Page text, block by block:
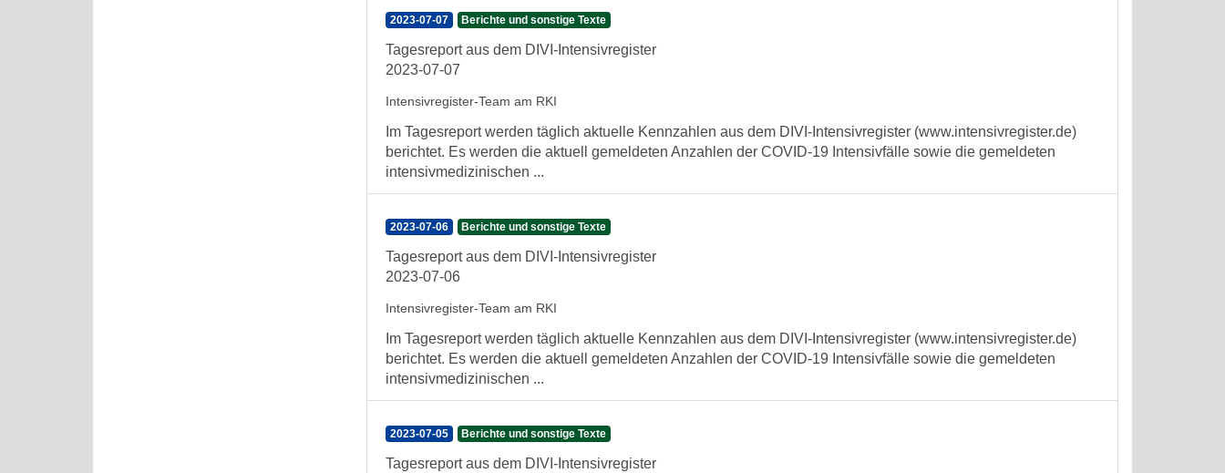
2023-07-07 Berichte und sonstige Texte
Tagesreport aus dem DIVI-Intensivregister
2023-07-07
Intensivregister-Team am RKI
Im Tagesreport werden täglich aktuelle Kennzahlen aus dem DIVI-Intensivregister (www.intensivregister.de)
berichtet. Es werden die aktuell gemeldeten Anzahlen der COVID-19 Intensivfälle sowie die gemeldeten
intensivmedizinischen ...
2023-07-06 Berichte und sonstige Texte
Tagesreport aus dem DIVI-Intensivregister
2023-07-06
Intensivregister-Team am RKI
Im Tagesreport werden täglich aktuelle Kennzahlen aus dem DIVI-Intensivregister (www.intensivregister.de)
berichtet. Es werden die aktuell gemeldeten Anzahlen der COVID-19 Intensivfälle sowie die gemeldeten
intensivmedizinischen ...
2023-07-05 Berichte und sonstige Texte
Tagesreport aus dem DIVI-Intensivregister